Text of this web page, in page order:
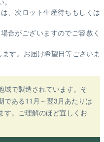
、次ロット生産待ちもしくは
合がございますのでご容赦く
す。お届け希望日等ございま
域で製造されています。そ
である11月～翌3月あたりは
す。ご理解のほど宜しくお